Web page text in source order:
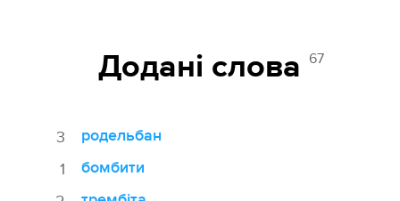
Додані cлова 67
3
родельбан
1
бомбити